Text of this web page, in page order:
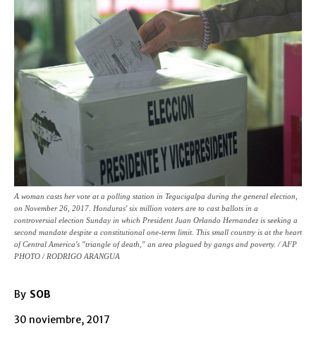
A woman casts her vote at a polling station in Tegucigalpa during the general election,
on November 26, 2017. Honduras' six million voters are to cast ballots in a
controversial election Sunday in which President Juan Orlando Hernandez is seeking a
second mandate despite a constitutional one-term limit. This small country is at the heart
of Central America's "triangle of death," an area plagued by gangs and poverty. / AFP
PHOTO / RODRIGO ARANGUA
By SOB
30 noviembre, 2017